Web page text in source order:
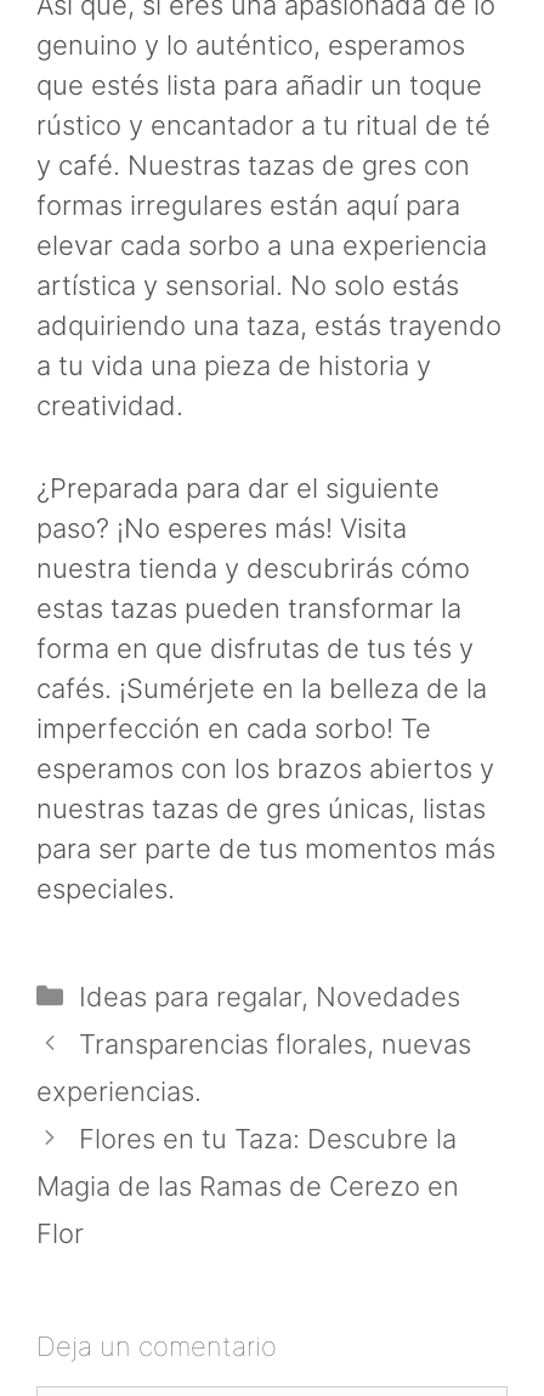
genuino y lo auténtico, esperamos
que estés lista para añadir un toque
rústico y encantador a tu ritual de té
y café. Nuestras tazas de gres con
formas irregulares están aquí para
elevar cada sorbo a una experiencia
artística y sensorial. No solo estás
adquiriendo una taza, estás trayendo
a tu vida una pieza de historia y
creatividad.
¿Preparada para dar el siguiente
paso? ¡No esperes más! Visita
nuestra tienda y descubrirás cómo
estas tazas pueden transformar la
forma en que disfrutas de tus tés y
cafés. ¡Sumérjete en la belleza de la
imperfección en cada sorbo! Te
esperamos con los brazos abiertos y
nuestras tazas de gres únicas, listas
para ser parte de tus momentos más
especiales.
Categorías
Ideas para regalar, Novedades
Transparencias florales, nuevas
experiencias.
Flores en tu Taza: Descubre la
Magia de las Ramas de Cerezo en
Flor
Deja un comentario